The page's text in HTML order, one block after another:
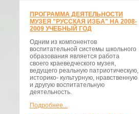
ПРОГРАММА ДЕЯТЕЛЬНОСТИ
МУЗЕЯ "РУССКАЯ ИЗБА" НА 2008-
2009 УЧЕБНЫЙ ГОД
Одним из компонентов
воспитательной системы школьного
образования является работа
своего краеведческого музея,
ведущего реальную патриотическую,
историко- культурную, нравственную
и другую воспитательную
деятельность.
Подробнее...